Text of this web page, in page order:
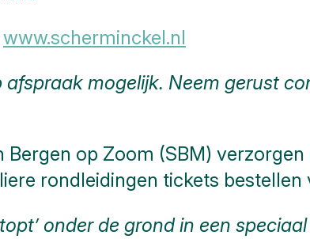
www.scherminckel.nl
mogelijk. Neem gerust
Bergen op Zoom (SBM)
rondleidingen tickets bestellen
onder de grond in een